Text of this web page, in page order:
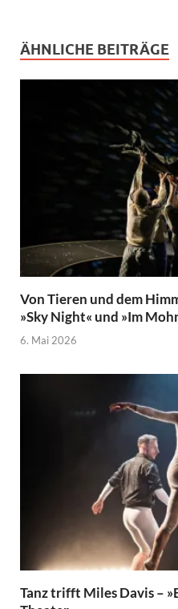
ÄHNLICHE BEITRÄGE
Von Tieren und dem
»Sky Night« und »Im
6. Mai 2026
Tanz trifft Miles Davis –